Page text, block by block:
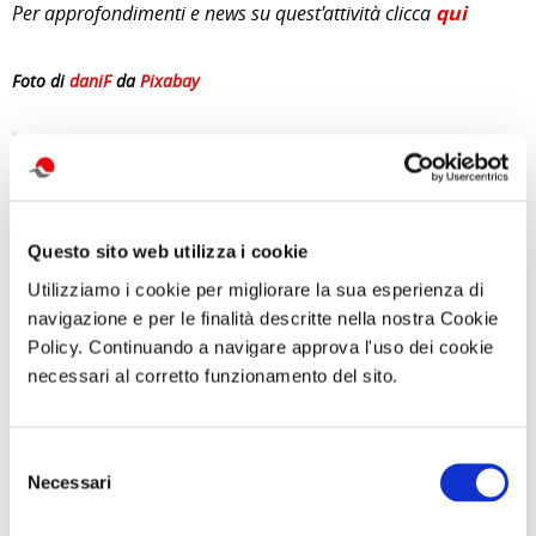
Questo sito web utilizza i cookie
Utilizziamo i cookie per migliorare la sua esperienza di
navigazione e per le finalità descritte nella nostra Cookie
Policy. Continuando a navigare approva l'uso dei cookie
necessari al corretto funzionamento del sito.
delNecessari
Per approfondimenti e news su quest'attività clicca qui
Foto didaniFdaPixabay
di Redazione Cralt Magazine
attività correlate: